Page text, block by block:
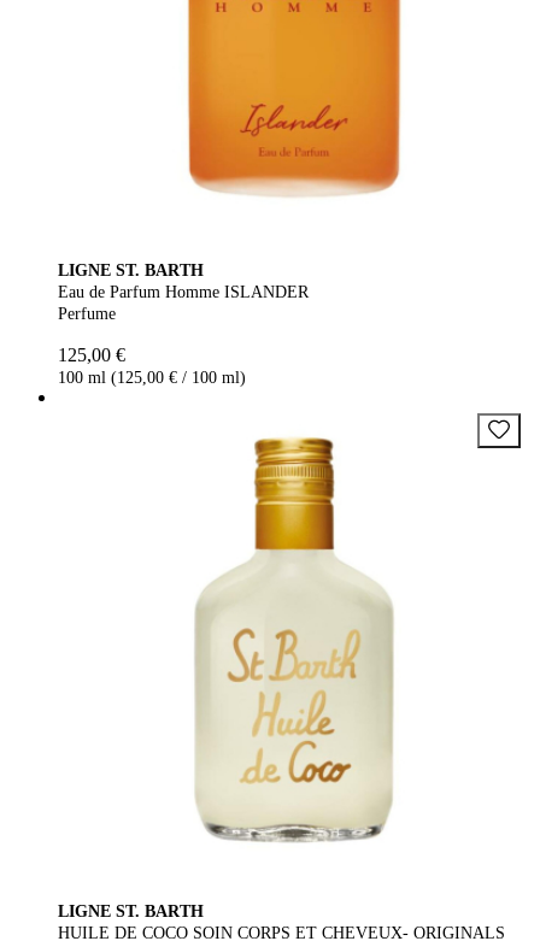
LIGNE ST. BARTH
Eau de Parfum Homme ISLANDER
Perfume
125,00 €
100 ml (125,00 € / 100 ml)
LIGNE ST. BARTH
HUILE DE COCO SOIN CORPS ET CHEVEUX- ORIGINALS